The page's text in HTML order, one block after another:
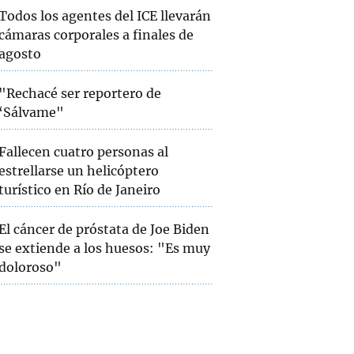
los agentes del ICE llevarán
corporales a finales de
"Rechacé ser reportero de
‘Sálvame"
cuatro personas al
un helicóptero
en Río de Janeiro
cáncer de próstata de Joe Biden
extiende a los huesos: "Es muy